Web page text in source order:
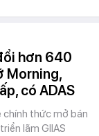
hơn 640
Morning,
có ADAS
chính thức mở bán
lãm GIIAS